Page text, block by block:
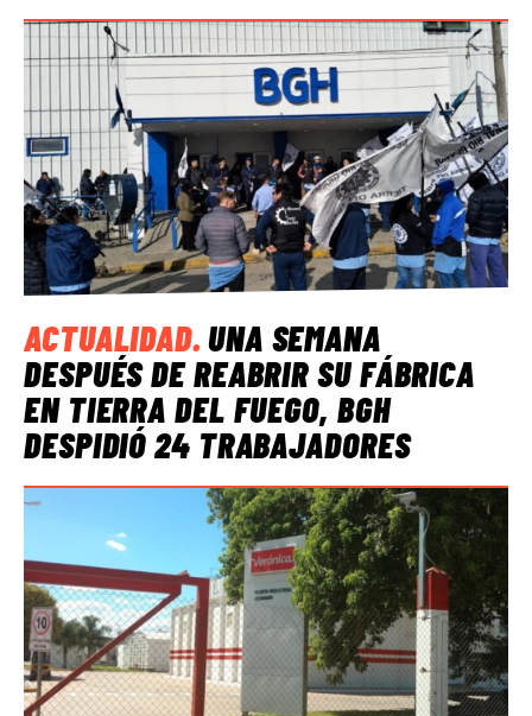
ACTUALIDAD.UNA SEMANA
DESPUÉS DE REABRIR SU FÁBRICA
EN TIERRA DEL FUEGO, BGH
DESPIDIÓ 24 TRABAJADORES